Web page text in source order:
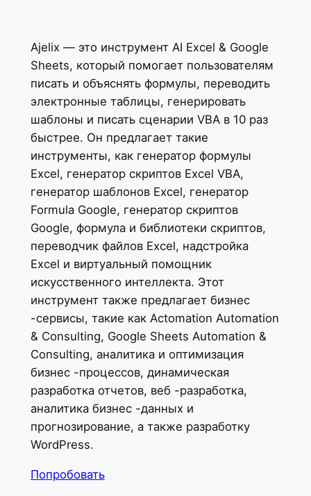
Ajelix — это инструмент AI Excel & Google
Sheets, который помогает пользователям
писать и объяснять формулы, переводить
электронные таблицы, генерировать
шаблоны и писать сценарии VBA в 10 раз
быстрее. Он предлагает такие
инструменты, как генератор формулы
Excel, генератор скриптов Excel VBA,
генератор шаблонов Excel, генератор
Formula Google, генератор скриптов
Google, формула и библиотеки скриптов,
переводчик файлов Excel, надстройка
Excel и виртуальный помощник
искусственного интеллекта. Этот
инструмент также предлагает бизнес
-сервисы, такие как Actomation Automation
& Consulting, Google Sheets Automation &
Consulting, аналитика и оптимизация
бизнес -процессов, динамическая
разработка отчетов, веб -разработка,
аналитика бизнес -данных и
прогнозирование, а также разработку
WordPress.
Попробовать